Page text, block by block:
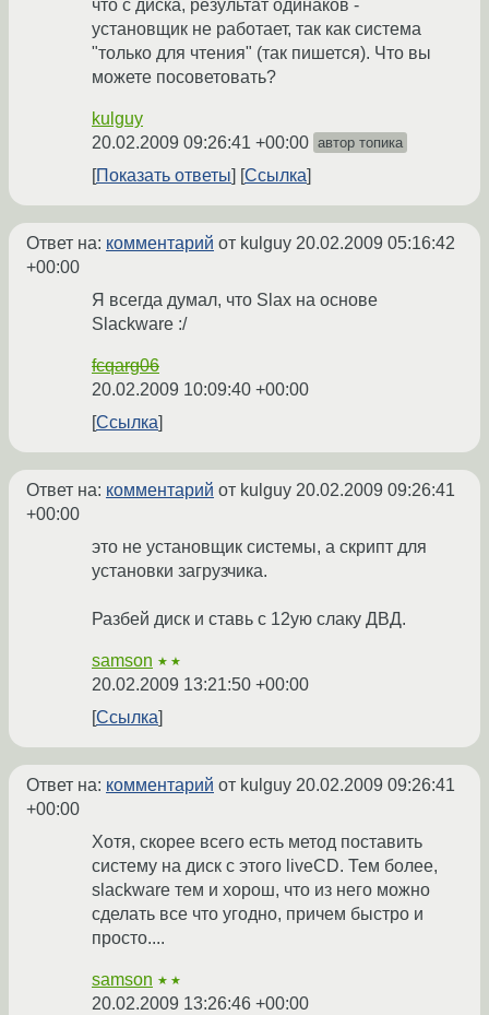
что с диска, результат одинаков -
установщик не работает, так как система
"только для чтения" (так пишется). Что вы
можете посоветовать?
kulguy
20.02.2009 09:26:41 +00:00 автор топика
Показать ответы Ссылка
Ответ на: комментарий от kulguy 20.02.2009 05:16:42
+00:00
Я всегда думал, что Slax на основе
Slackware :/
fcqarg06
20.02.2009 10:09:40 +00:00
Ссылка
Ответ на: комментарий от kulguy 20.02.2009 09:26:41
+00:00
это не установщик системы, а скрипт для
установки загрузчика.
Разбей диск и ставь с 12ую слаку ДВД.
samson ★★
20.02.2009 13:21:50 +00:00
Ссылка
Ответ на: комментарий от kulguy 20.02.2009 09:26:41
+00:00
Хотя, скорее всего есть метод поставить
систему на диск с этого liveCD. Тем более,
slackware тем и хорош, что из него можно
сделать все что угодно, причем быстро и
просто....
samson ★★
20.02.2009 13:26:46 +00:00